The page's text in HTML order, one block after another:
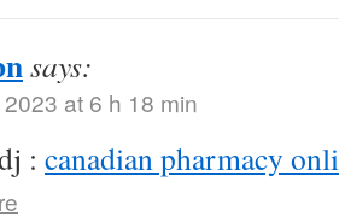
says:
at 6 h 18 min
: canadian pharmacy